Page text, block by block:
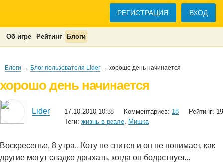
РЕГИСТРАЦИЯ ВХОД
Об игре Рейтинг Блоги
Блоги → Блог пользователя Lider → хорошо день начинается
хорошо день начинается
Lider 17.10.2010 10:38 Комментариев: 18
Рейтинг: 19
Теги: жизнь в реале, Мишка
Воскресенье, 8 утра.. Коту не спится и он не понимает, как
другие могут сладко дрыхать, когда он бодрствует...